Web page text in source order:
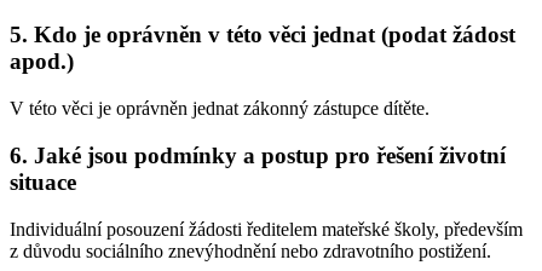
5. Kdo je oprávněn v této věci jednat (podat žádost
apod.)
V této věci je oprávněn jednat zákonný zástupce dítěte.
6. Jaké jsou podmínky a postup pro řešení životní
situace
Individuální posouzení žádosti ředitelem mateřské školy, především
z důvodu sociálního znevýhodnění nebo zdravotního postižení.